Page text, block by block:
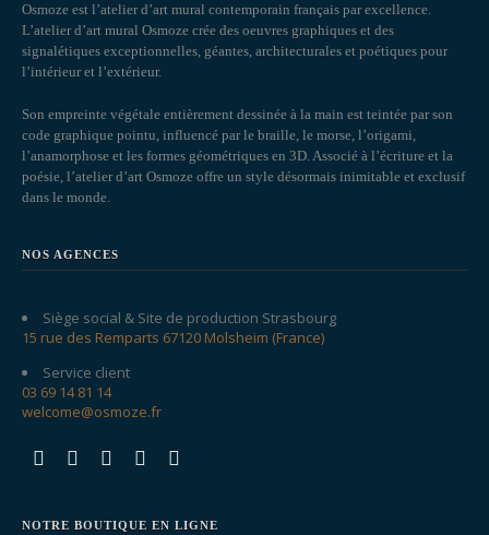
Osmoze est l’atelier d’art mural contemporain français par excellence.
L’atelier d’art mural Osmoze crée des oeuvres graphiques et des
signalétiques exceptionnelles, géantes, architecturales et poétiques pour
l’intérieur et l’extérieur.
Son empreinte végétale entièrement dessinée à la main est teintée par son
code graphique pointu, influencé par le braille, le morse, l’origami,
l’anamorphose et les formes géométriques en 3D. Associé à l’écriture et la
poésie, l’atelier d’art Osmoze offre un style désormais inimitable et exclusif
dans le monde.
NOS AGENCES
Siège social & Site de production Strasbourg
15 rue des Remparts 67120 Molsheim (France)
Service client
03 69 14 81 14
welcome@osmoze.fr
NOTRE BOUTIQUE EN LIGNE